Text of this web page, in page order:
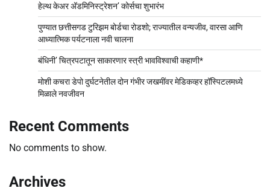
हेल्थ केअर अ‍ॅडमिनिस्ट्रेशन’ कोर्सचा शुभारंभ
पुण्यात छत्तीसगड टुरिझम बोर्डचा रोडशो; राज्यातील वन्यजीव, वारसा आणि
आध्यात्मिक पर्यटनाला नवी चालना
बंधिनी’ चित्रपटातून साकारणार स्त्री भावविश्वाची कहाणी*
मोशी कचरा डेपो दुर्घटनेतील दोन गंभीर जखमींवर मेडिकव्हर हॉस्पिटलमध्ये
मिळाले नवजीवन
Recent Comments
No comments to show.
Archives